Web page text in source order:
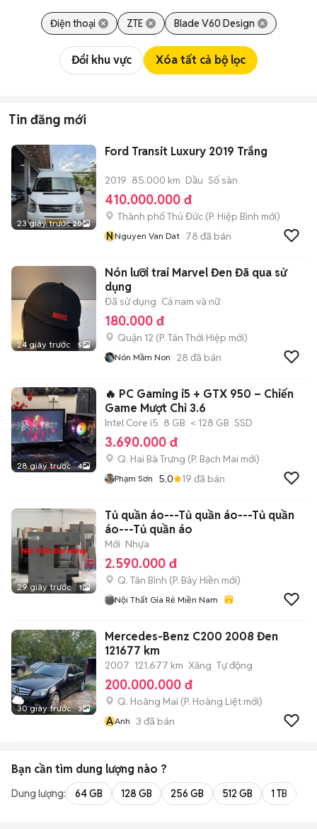
Điện thoại ZTE Blade V60 Design
Đổi khu vực Xóa tất cả bộ lọc
Tin đăng mới
23 giây trước 20
Ford Transit Luxury 2019 Trắng
2019 85.000 km Dầu Số sàn
410.000.000 đ
Thành phố Thủ Đức (P. Hiệp Bình mới)
NNguyen Van Dat 78 đã bán
24 giây trước 5
Nón lưỡi trai Marvel Đen Đã qua sử
dụng
Đã sử dụng Cả nam và nữ
180.000 đ
Quận 12 (P. Tân Thới Hiệp mới)
Nón Mầm Non 28 đã bán
28 giây trước 4
🔥 PC Gaming i5 + GTX 950 – Chiến
Game Mượt Chỉ 3.6
Intel Core i5 8 GB < 128 GB SSD
3.690.000 đ
Q. Hai Bà Trưng (P. Bạch Mai mới)
Phạm Sơn 5.0 19 đã bán
29 giây trước 1
Tủ quần áo---Tủ quần áo---Tủ quần
áo---Tủ quần áo
Mới Nhựa
2.590.000 đ
Q. Tân Bình (P. Bảy Hiền mới)
Nội Thất Gía Rẻ Miền Nam
30 giây trước 3
Mercedes-Benz C200 2008 Đen
121677 km
2007 121.677 km Xăng Tự động
200.000.000 đ
Q. Hoàng Mai (P. Hoàng Liệt mới)
AAnh 3 đã bán
Bạn cần tìm dung lượng nào ?
Dung lượng: 64 GB 128 GB 256 GB 512 GB 1 TB